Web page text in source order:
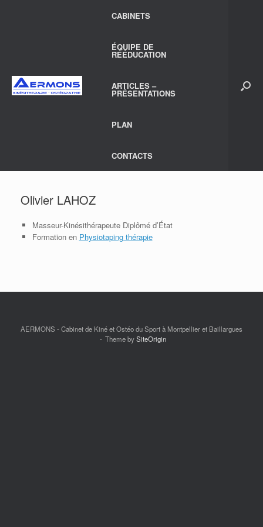
CABINETS
ÉQUIPE DE
RÉÉDUCATION
ARTICLES –
PRÉSENTATIONS
PLAN
CONTACTS
Olivier LAHOZ
Masseur-Kinésithérapeute Diplômé d’État
Formation en Physiotaping thérapie
AERMONS - Cabinet de Kiné et Ostéo du Sport à Montpellier et Baillargues
Theme bySiteOrigin